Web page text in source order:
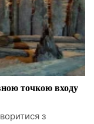
точкою входу
з